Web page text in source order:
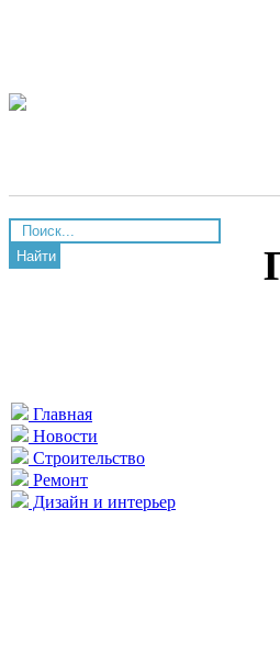
Найти
Главная
Новости
Строительство
Ремонт
Дизайн и интерьер